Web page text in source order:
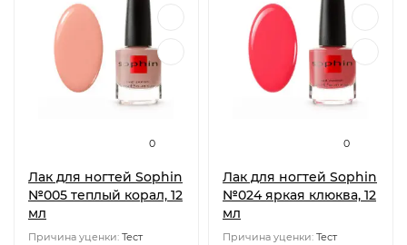
0
Лак для ногтей Sophin
№005 теплый корал, 12
мл
Причина уценки: Тест
0
Лак для ногтей Sophin
№024 яркая клюква, 12
мл
Причина уценки: Тест